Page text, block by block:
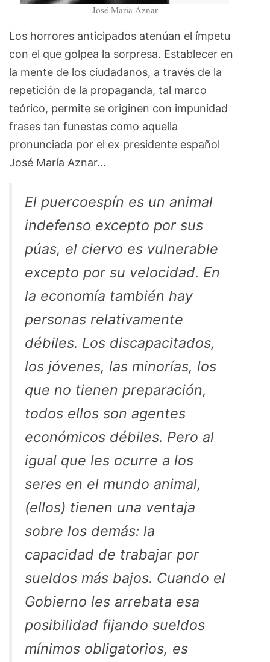
José María Aznar
Los horrores anticipados atenúan el ímpetu
con el que golpea la sorpresa. Establecer en
la mente de los ciudadanos, a través de la
repetición de la propaganda, tal marco
teórico, permite se originen con impunidad
frases tan funestas como aquella
pronunciada por el ex presidente español
José María Aznar…
El puercoespín es un animal
indefenso excepto por sus
púas, el ciervo es vulnerable
excepto por su velocidad. En
la economía también hay
personas relativamente
débiles. Los discapacitados,
los jóvenes, las minorías, los
que no tienen preparación,
todos ellos son agentes
económicos débiles. Pero al
igual que les ocurre a los
seres en el mundo animal,
(ellos) tienen una ventaja
sobre los demás: la
capacidad de trabajar por
sueldos más bajos. Cuando el
Gobierno les arrebata esa
posibilidad fijando sueldos
mínimos obligatorios, es